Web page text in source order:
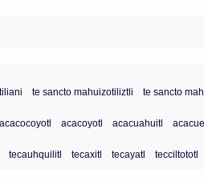
te sancto mahuizotiliztli te sancto
acacocoyotl acacoyotl acacuahuitl
tecauhquilitl tecaxitl tecayatl tecciltototl